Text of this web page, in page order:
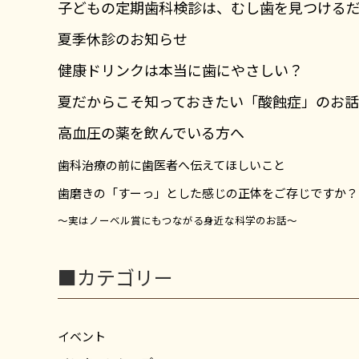
子どもの定期歯科検診は、むし歯を見つける
夏季休診のお知らせ
健康ドリンクは本当に歯にやさしい？
夏だからこそ知っておきたい「酸蝕症」のお話
高血圧の薬を飲んでいる方へ
歯科治療の前に歯医者へ伝えてほしいこと
歯磨きの「すーっ」とした感じの正体をご存じですか？
～実はノーベル賞にもつながる身近な科学のお話～
■カテゴリー
イベント